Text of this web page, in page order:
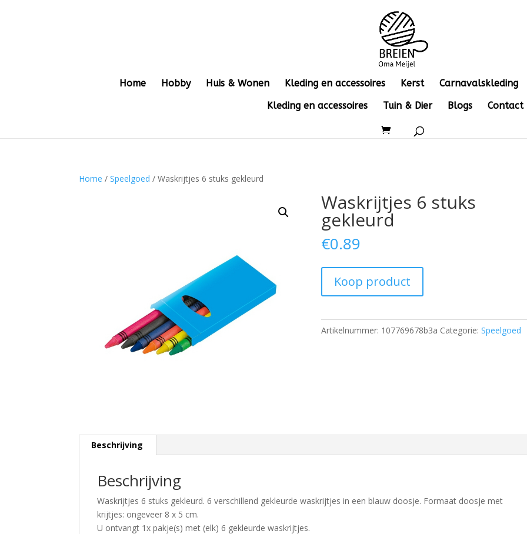
Home Hobby Huis & Wonen Kleding en accessoires Kerst
Carnavalskleding
Kleding en accessoires
Tuin & Dier Blogs Contact
Home /Speelgoed / Waskrijtjes 6 stuks gekleurd
Waskrijtjes 6 stuks
gekleurd
€0.89
Koop product
Artikelnummer: 107769678b3a Categorie:Speelgoed
Beschrijving
Beschrijving
Waskrijtjes 6 stuks gekleurd. 6 verschillend gekleurde waskrijtjes in een blauw doosje. Formaat doosje met
krijtjes: ongeveer 8 x 5 cm.
U ontvangt 1x pakje(s) met (elk) 6 gekleurde waskrijtjes.